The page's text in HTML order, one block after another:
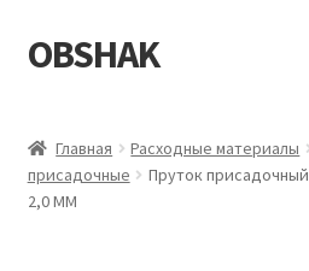
Перейти
к
Перейти
к
OBSHAK
Категории
Главная Расходные материалы
присадочные
Пруток
2,0 ММ